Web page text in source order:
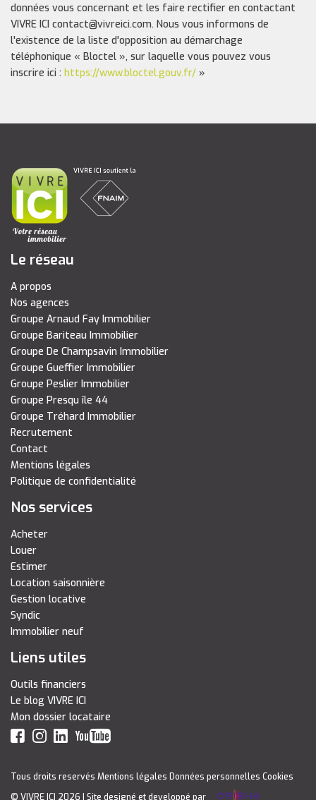
données vous concernant et les faire rectifier en contactant
VIVRE ICI contact@vivreici.com. Nous vous informons de
l'existence de la liste d'opposition au démarchage
téléphonique « Bloctel », sur laquelle vous pouvez vous
inscrire ici : https://www.bloctel.gouv.fr/ »
Le réseau
A propos
Nos agences
Groupe Arnaud Fay Immobilier
Groupe Bariteau Immobilier
Groupe De Champsavin Immobilier
Groupe Gueffier Immobilier
Groupe Peslier Immobilier
Groupe Presqu île 44
Groupe Tréhard Immobilier
Recrutement
Contact
Mentions légales
Politique de confidentialité
Nos services
Acheter
Louer
Estimer
Location saisonnière
Gestion locative
Syndic
Immobilier neuf
Liens utiles
Outils financiers
Le blog VIVRE ICI
Mon dossier locataire
Tous droits reservés Mentions légales Données personnelles Cookies
© VIVRE ICI 2026
| Site designé et developpé par